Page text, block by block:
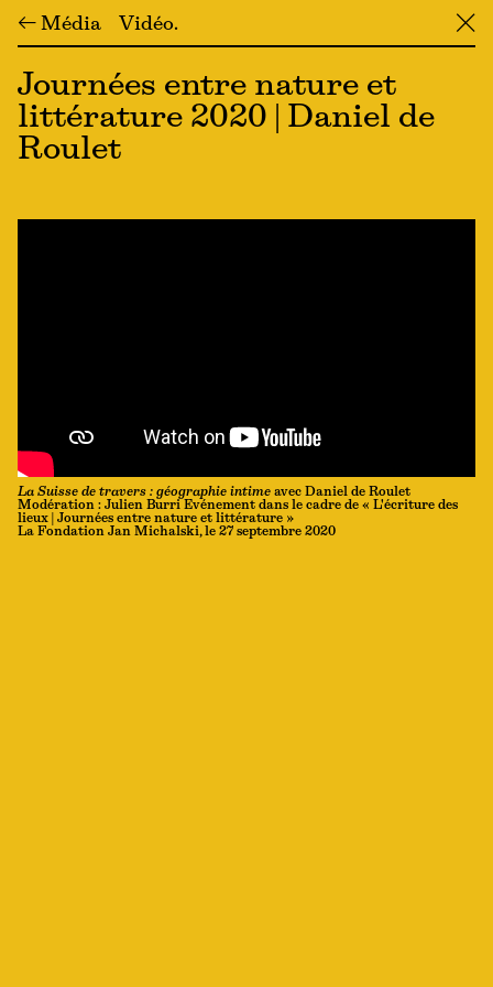
← Média Vidéo ╳
Journées entre nature et
littérature 2020 | Daniel de
Roulet
La Suisse de travers : géographie intime avec Daniel de Roulet
Modération : Julien Burri Evénement dans le cadre de « L'écriture des
lieux | Journées entre nature et littérature »
La Fondation Jan Michalski, le 27 septembre 2020